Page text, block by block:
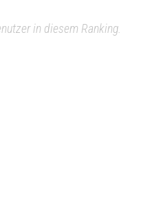
in diesem Ranking.